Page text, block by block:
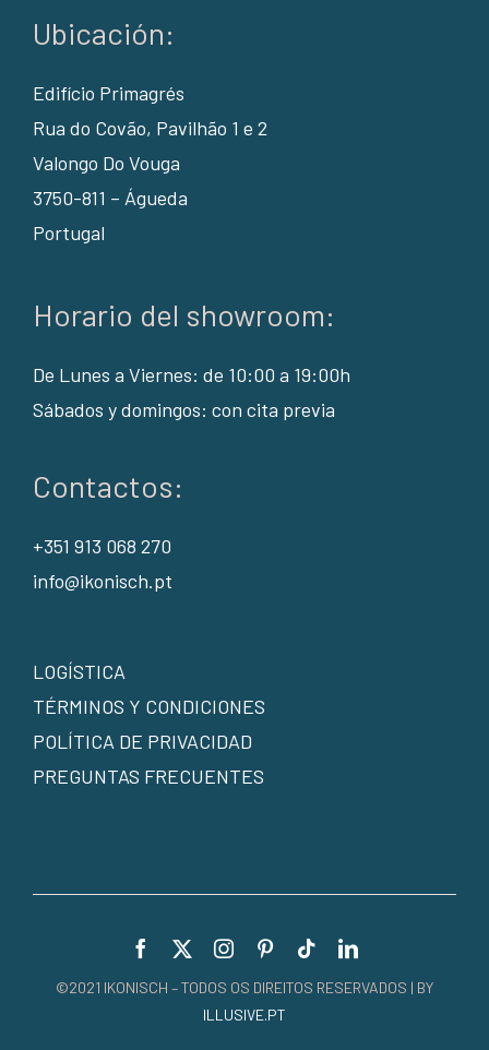
Ubicación:
Edifício Primagrés
Rua do Covão, Pavilhão 1 e 2
Valongo Do Vouga
3750-811 – Águeda
Portugal
Horario del showroom:
De Lunes a Viernes: de 10:00 a 19:00h
Sábados y domingos: con cita previa
Contactos:
+351 913 068 270
info@ikonisch.pt
LOGÍSTICA
TÉRMINOS Y CONDICIONES
POLÍTICA DE PRIVACIDAD
PREGUNTAS FRECUENTES
©2021 IKONISCH – TODOS OS DIREITOS RESERVADOS | BY
ILLUSIVE.PT